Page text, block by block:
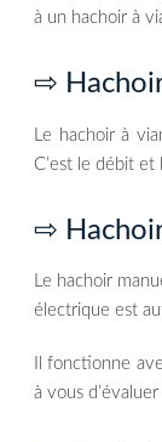
à un hachoir à
⇨
Le hachoir à
C’est le débit
⇨ Hachoir
Le hachoir
électrique est
Il fonctionne
à vous